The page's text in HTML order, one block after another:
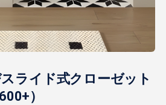
ライド式クローゼット
）